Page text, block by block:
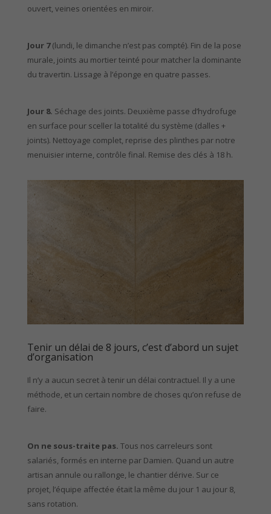
ouvert, veines orientées en miroir.
Jour 7(lundi, le dimanche n’est pas compté). Fin de la pose
murale, joints au mortier teinté pour matcher la dominante
du travertin. Lissage à l’éponge en quatre passes.
Jour 8. Séchage des joints. Deuxième passe d’hydrofuge
en surface pour sceller la totalité du système (dalles +
joints). Nettoyage complet, reprise des plinthes par notre
menuisier interne, contrôle final. Remise des clés à 18 h.
Tenir un délai de 8 jours, c’est d’abord un sujet
d’organisation
Il n’y a aucun secret à tenir un délai contractuel. Il y a une
méthode, et un certain nombre de choses qu’on refuse de
faire.
On ne sous-traite pas. Tous nos carreleurs sont
salariés, formés en interne par Damien. Quand un autre
artisan annule ou rallonge, le chantier dérive. Sur ce
projet, l’équipe affectée était la même du jour 1 au jour 8,
sans rotation.